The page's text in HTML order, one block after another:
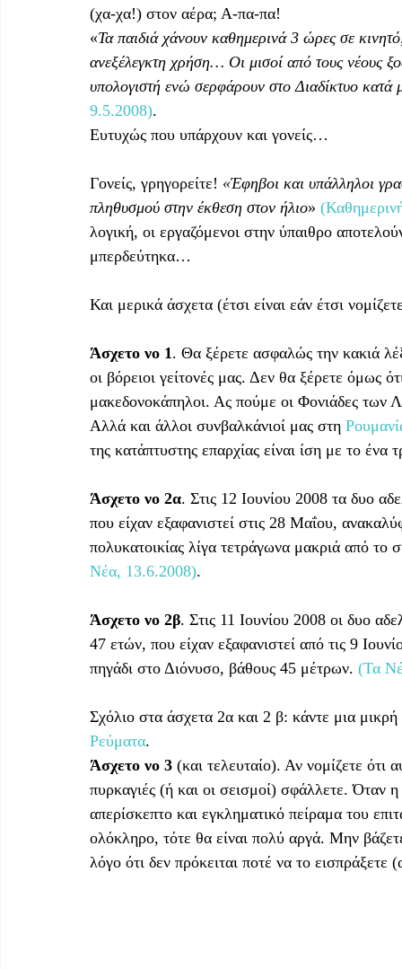
(χα-χα!) στον αέρα; Α-πα-πα!
«Τα παιδιά χάνουν καθημερινά 3 ώρες σε
ανεξέλεγκτη χρήση… Οι μισοί από τους νέους
υπολογιστή ενώ σερφάρουν στο Διαδίκτυο
9.5.2008).
Ευτυχώς που υπάρχουν και γονείς…
Γονείς, γρηγορείτε! «Έφηβοι και υπάλληλοι
πληθυσμού στην έκθεση στον ήλιο»
λογική, οι εργαζόμενοι στην ύπαιθρο
μπερδεύτηκα…
Και μερικά άσχετα (έτσι είναι εάν έτσι
Άσχετο νο 1 . Θα ξέρετε ασφαλώς την κακιά
οι βόρειοι γείτονές μας. Δεν θα ξέρετε όμως
μακεδονοκάπηλοι. Ας πούμε οι Φονιάδες των
Αλλά και άλλοι συνβαλκάνιοί μας στη
της κατάπτυστης επαρχίας είναι ίση με το ένα
Άσχετο νο 2α. Στις 12 Ιουνίου 2008 τα δυο
που είχαν εξαφανιστεί στις 28 Μαΐου,
πολυκατοικίας λίγα τετράγωνα μακριά από το
Νέα, 13.6.2008).
Άσχετο νο 2β. Στις 11 Ιουνίου 2008 οι δυο
47 ετών, που είχαν εξαφανιστεί από τις 9
πηγάδι στο Διόνυσο, βάθους 45 μέτρων. (Τα
Σχόλιο στα άσχετα 2α και 2 β: κάντε μια
Ρεύματα.
Άσχετο νο 3 (και τελευταίο). Αν νομίζετε ότι
πυρκαγιές (ή και οι σεισμοί) σφάλλετε. Όταν η
απερίσκεπτο και εγκληματικό πείραμα του
ολόκληρο, τότε θα είναι πολύ αργά. Μην
λόγο ότι δεν πρόκειται ποτέ να το